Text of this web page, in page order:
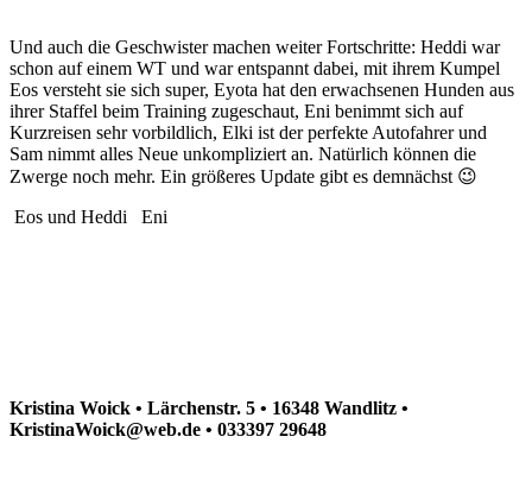
Und auch die Geschwister machen weiter Fortschritte: Heddi war
schon auf einem WT und war entspannt dabei, mit ihrem Kumpel
Eos versteht sie sich super, Eyota hat den erwachsenen Hunden aus
ihrer Staffel beim Training zugeschaut, Eni benimmt sich auf
Kurzreisen sehr vorbildlich, Elki ist der perfekte Autofahrer und
Sam nimmt alles Neue unkompliziert an. Natürlich können die
Zwerge noch mehr. Ein größeres Update gibt es demnächst 😉
Eos und Heddi
Eni
Kristina Woick • Lärchenstr. 5 • 16348 Wandlitz •
KristinaWoick@web.de • 033397 29648